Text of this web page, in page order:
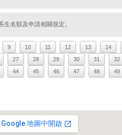
名額及申請相關規定。
9 10 11 12 13 14
27 28 29 30 31 32
44 45 46 47 48 49